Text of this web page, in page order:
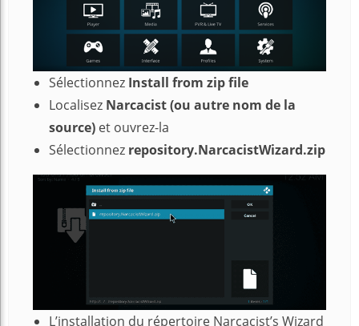
Sélectionnez Install from zip file
Localisez Narcacist (ou autre nom de la
source) et ouvrez-la
Sélectionnez repository.NarcacistWizard.zip
L’installation du répertoire Narcacist’s Wizard